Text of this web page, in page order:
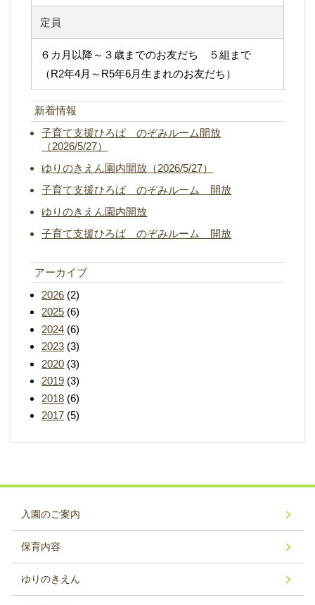
定員
６カ月以降～３歳までのお友だち ５組まで
（R2年4月～R5年6月生まれのお友だち）
新着情報
子育て支援ひろば のぞみルーム開放
（2026/5/27）
ゆりのきえん園内開放（2026/5/27）
子育て支援ひろば のぞみルーム 開放
ゆりのきえん園内開放
子育て支援ひろば のぞみルーム 開放
アーカイブ
2026 (2)
2025 (6)
2024 (6)
2023 (3)
2020 (3)
2019 (3)
2018 (6)
2017 (5)
入園のご案内
保育内容
ゆりのきえん